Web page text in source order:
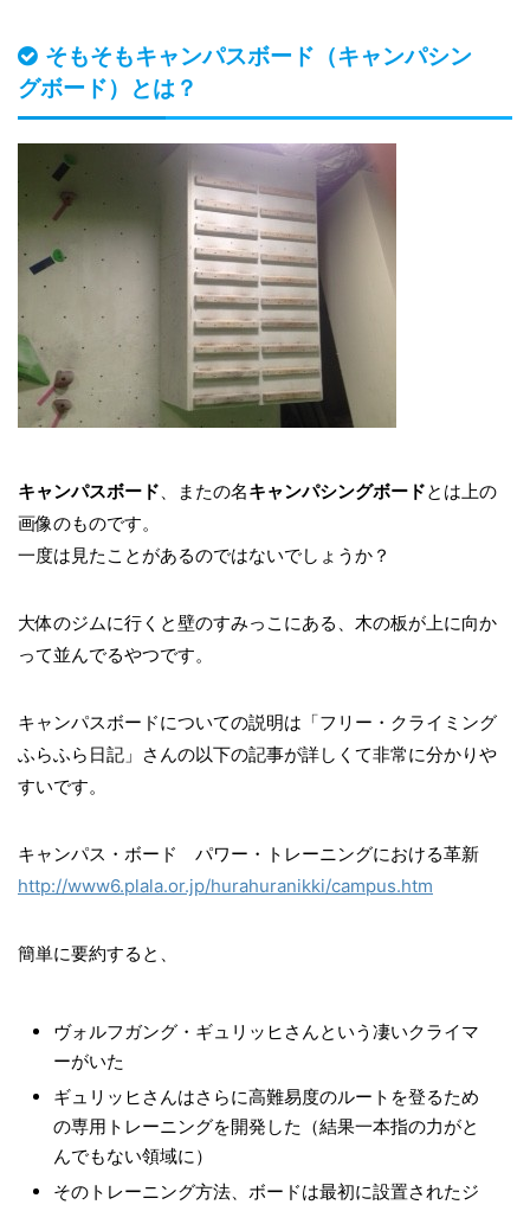
そもそもキャンパスボード（キャンパシン
グボード）とは？
キャンパスボード、またの名キャンパシングボードとは上の
画像のものです。
一度は見たことがあるのではないでしょうか？
大体のジムに行くと壁のすみっこにある、木の板が上に向か
って並んでるやつです。
キャンパスボードについての説明は「フリー・クライミング
ふらふら日記」さんの以下の記事が詳しくて非常に分かりや
すいです。
キャンパス・ボード パワー・トレーニングにおける革新
http://www6.plala.or.jp/hurahuranikki/campus.htm
簡単に要約すると、
ヴォルフガング・ギュリッヒさんという凄いクライマ
ーがいた
ギュリッヒさんはさらに高難易度のルートを登るため
の専用トレーニングを開発した（結果一本指の力がと
んでもない領域に）
そのトレーニング方法、ボードは最初に設置されたジ